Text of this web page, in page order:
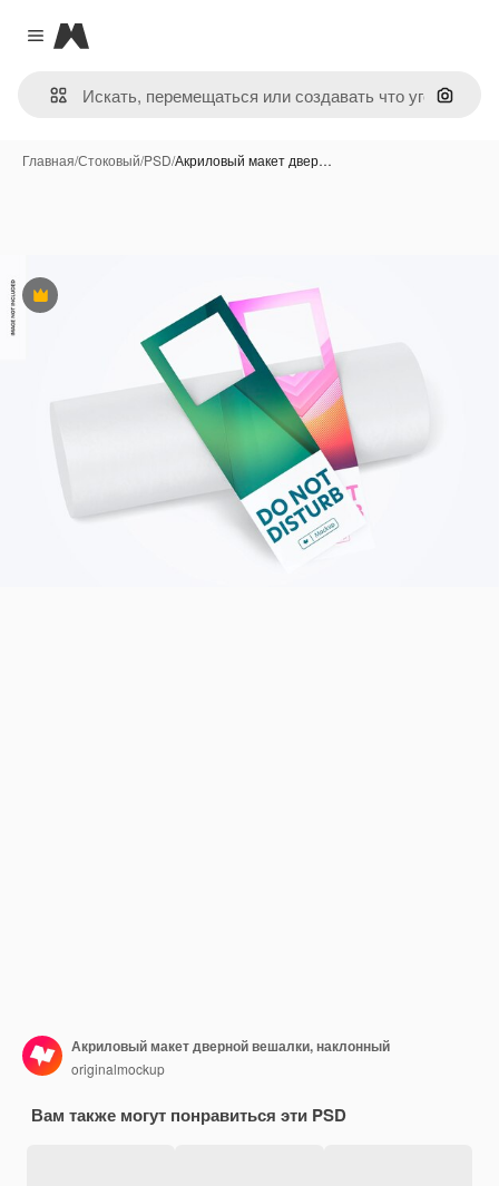
Close menu
Magnific
Поиск
Главная/Стоковый/PSD/Акриловый макет двер…
Премиум
Акриловый макет дверной вешалки, наклонный
originalmockup
Вам также могут понравиться эти PSD